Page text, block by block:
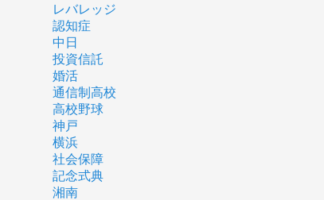
レバレッジ
認知症
中日
投資信託
婚活
通信制高校
高校野球
神戸
横浜
社会保障
記念式典
湘南